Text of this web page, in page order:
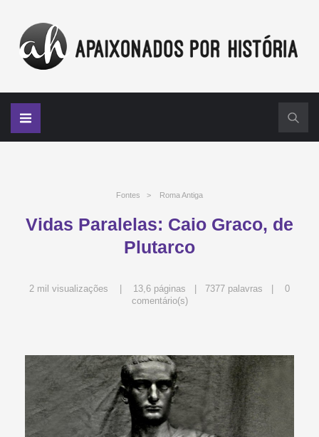
Fontes > Roma Antiga
Vidas Paralelas: Caio Graco, de
Plutarco
2 mil visualizações | 13,6 páginas | 7377 palavras | 0
comentário(s)